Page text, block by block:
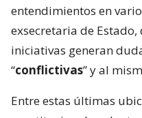
entendimientos en
exsecretaria de
iniciativas generan
“conflictivas” y al
Entre estas últimas